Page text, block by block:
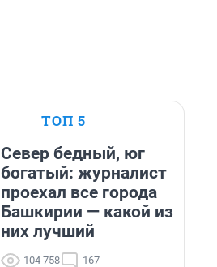
ТОП 5
Север бедный, юг
богатый: журналист
проехал все города
Башкирии — какой из
них лучший
104 758 167